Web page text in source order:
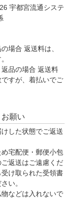
宇都宮流通システ
場合 返送料は、
返品の場合 返送料
すが、着払いでご
願い
した状態でご返送
宅配便・郵便小包
返送はご遠慮くだ
け取られた受領書
い。
などは入れないで